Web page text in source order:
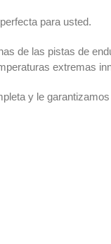
para usted.
de las pistas de
extremas
y le